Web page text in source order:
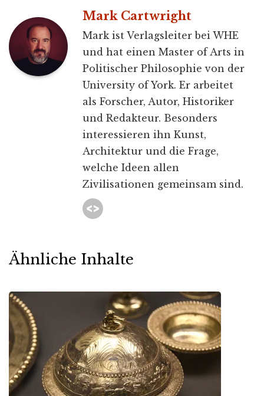
Mark Cartwright
Mark ist Verlagsleiter bei WHE
und hat einen Master of Arts in
Politischer Philosophie von der
University of York. Er arbeitet
als Forscher, Autor, Historiker
und Redakteur. Besonders
interessieren ihn Kunst,
Architektur und die Frage,
welche Ideen allen
Zivilisationen gemeinsam sind.
Ähnliche Inhalte